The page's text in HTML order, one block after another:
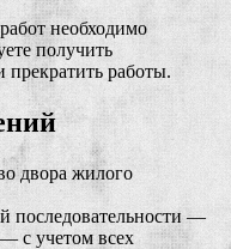
необходимо
получить
работы.
двора жилого
последовательности —
с учетом всех